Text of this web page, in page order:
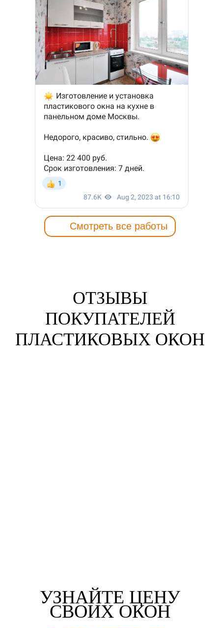
Смотреть все работы
ОТЗЫВЫ
ПОКУПАТЕЛЕЙ
ПЛАСТИКОВЫХ ОКОН
УЗНАЙТЕ ЦЕНУ
СВОИХ ОКОН